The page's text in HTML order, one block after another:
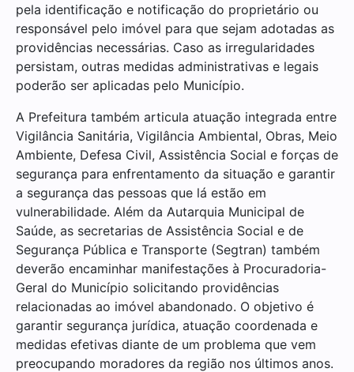
pela identificação e notificação do proprietário ou
responsável pelo imóvel para que sejam adotadas as
providências necessárias. Caso as irregularidades
persistam, outras medidas administrativas e legais
poderão ser aplicadas pelo Município.
A Prefeitura também articula atuação integrada entre
Vigilância Sanitária, Vigilância Ambiental, Obras, Meio
Ambiente, Defesa Civil, Assistência Social e forças de
segurança para enfrentamento da situação e garantir
a segurança das pessoas que lá estão em
vulnerabilidade. Além da Autarquia Municipal de
Saúde, as secretarias de Assistência Social e de
Segurança Pública e Transporte (Segtran) também
deverão encaminhar manifestações à Procuradoria-
Geral do Município solicitando providências
relacionadas ao imóvel abandonado. O objetivo é
garantir segurança jurídica, atuação coordenada e
medidas efetivas diante de um problema que vem
preocupando moradores da região nos últimos anos.